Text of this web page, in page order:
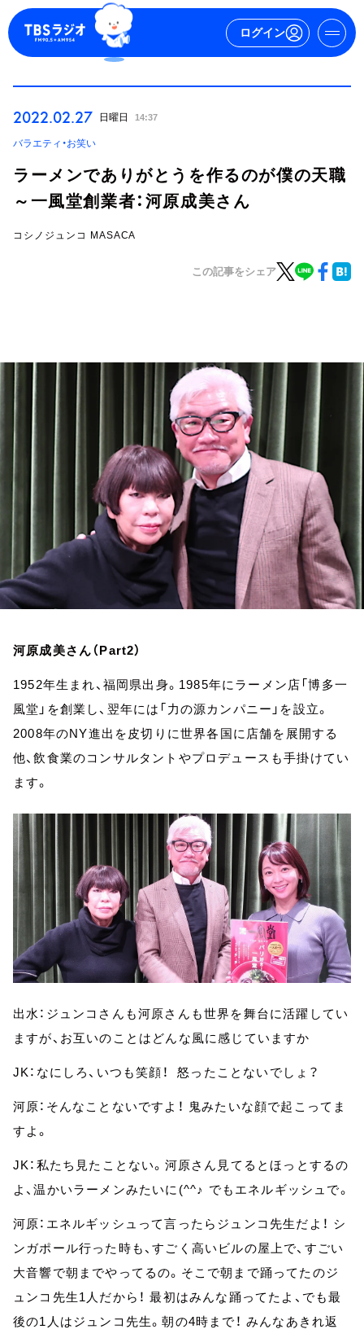
ログイン
ログイン
お知らせ
イベント・グッズ
YouTube
会社情報
2022.02.27 日曜日 14:37
バラエティ・お笑い
ラーメンでありがとうを作るのが僕の天職
～一風堂創業者：河原成美さん
コシノジュンコ MASACA
この記事をシェア
河原成美さん（Part2）
1952年生まれ、福岡県出身。1985年にラーメン店「博多一
風堂」を創業し、翌年には「力の源カンパニー」を設立。
2008年のNY進出を皮切りに世界各国に店舗を展開する
他、飲食業のコンサルタントやプロデュースも手掛けてい
ます。
出水：ジュンコさんも河原さんも世界を舞台に活躍してい
ますが、お互いのことはどんな風に感じていますか
JK：なにしろ、いつも笑顔！ 怒ったことないでしょ？
河原：そんなことないですよ！ 鬼みたいな顔で起こってま
すよ。
JK：私たち見たことない。河原さん見てるとほっとするの
よ、温かいラーメンみたいに(^^♪ でもエネルギッシュで。
河原：エネルギッシュって言ったらジュンコ先生だよ！ シ
ンガポール行った時も、すごく高いビルの屋上で、すごい
大音響で朝までやってるの。そこで朝まで踊ってたのジ
ュンコ先生1人だから！ 最初はみんな踊ってたよ、でも最
後の1人はジュンコ先生。朝の4時まで！ みんなあきれ返